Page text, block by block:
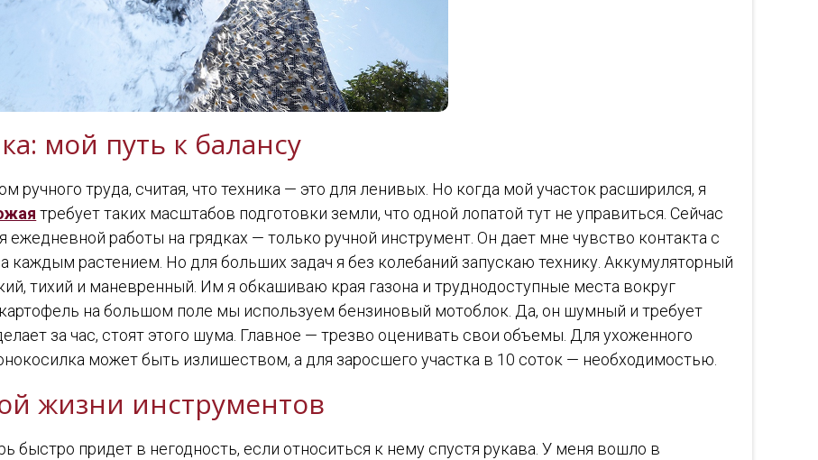
мой путь к балансу
труда, считая, что техника — это для ленивых. Но когда мой участок расширился, я
требует таких масштабов подготовки земли, что одной лопатой тут не управиться. Сейчас
работы на грядках — только ручной инструмент. Он дает мне чувство контакта с
каждым растением. Но для больших задач я без колебаний запускаю технику. Аккумуляторный
тихий и маневренный. Им я обкашиваю края газона и труднодоступные места вокруг
на большом поле мы используем бензиновый мотоблок. Да, он шумный и требует
за час, стоят этого шума. Главное — трезво оценивать свои объемы. Для ухоженного
может быть излишеством, а для заросшего участка в 10 соток — необходимостью.
жизни инструментов
быстро придет в негодность, если относиться к нему спустя рукава. У меня вошло в